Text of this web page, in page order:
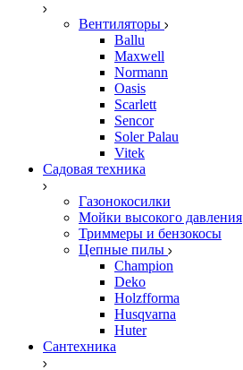
Вентиляторы
Ballu
Maxwell
Normann
Oasis
Scarlett
Sencor
Soler Palau
Vitek
Садовая техника
Газонокосилки
Мойки высокого давления
Триммеры и бензокосы
Цепные пилы
Champion
Deko
Holzfforma
Husqvarna
Huter
Сантехника